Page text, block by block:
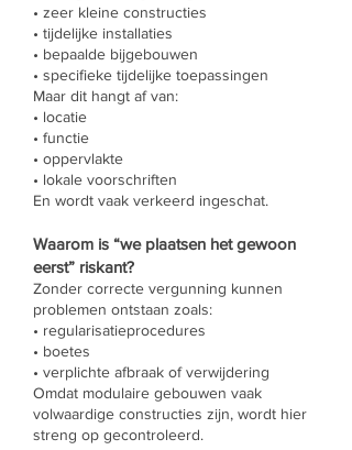
• zeer kleine constructies
• tijdelijke installaties
• bepaalde bijgebouwen
• specifieke tijdelijke toepassingen
Maar dit hangt af van:
• locatie
• functie
• oppervlakte
• lokale voorschriften
En wordt vaak verkeerd ingeschat.
Waarom is “we plaatsen het gewoon
eerst” riskant?
Zonder correcte vergunning kunnen
problemen ontstaan zoals:
• regularisatieprocedures
• boetes
• verplichte afbraak of verwijdering
Omdat modulaire gebouwen vaak
volwaardige constructies zijn, wordt hier
streng op gecontroleerd.